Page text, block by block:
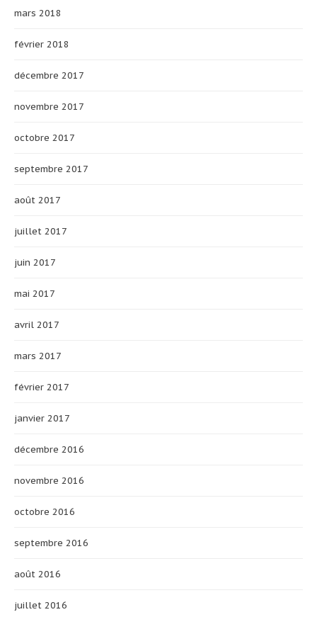
mars 2018
février 2018
décembre 2017
novembre 2017
octobre 2017
septembre 2017
août 2017
juillet 2017
juin 2017
mai 2017
avril 2017
mars 2017
février 2017
janvier 2017
décembre 2016
novembre 2016
octobre 2016
septembre 2016
août 2016
juillet 2016